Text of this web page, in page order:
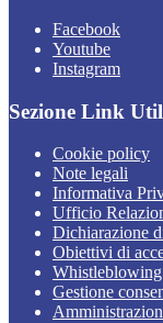
Facebook
Youtube
Instagram
Sezione Link
Cookie policy
Note legali
Informativa
Ufficio
Dichiarazione
Obiettivi di
Whistleblowing
Gestione